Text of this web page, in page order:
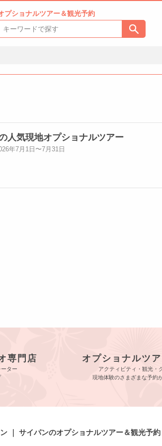
プショナルツアー＆観光予約
人気現地オプショナルツアー
年7月1日〜7月31日
専門店
ター
オプショナルツ
アクティビティ・観光・
現地体験のさまざまな予約
｜ サイパンのオプショナルツアー＆観光予約